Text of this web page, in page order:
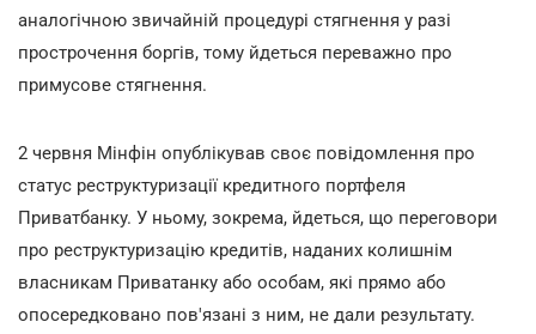
аналогічною звичайній процедурі стягнення у разі
прострочення боргів, тому йдеться переважно про
примусове стягнення.
2 червня Мінфін опублікував своє повідомлення про
статус реструктуризації кредитного портфеля
Приватбанку. У ньому, зокрема, йдеться, що переговори
про реструктуризацію кредитів, наданих колишнім
власникам Приватанку або особам, які прямо або
опосередковано пов'язані з ним, не дали результату.